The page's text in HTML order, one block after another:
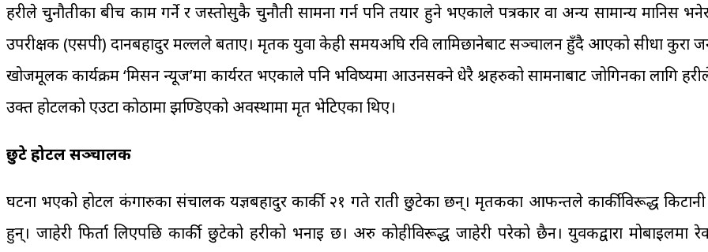
प्रहरीले चुनौतीका बीच काम गर्ने र जस्तोसुकै चुनौती सामना गर्न पनि तयार हुने भएकाले पत्रकार वा अन्य सामान्य मानिस भनेर
उपरीक्षक (एसपी) दानबहादुर मल्लले बताए। मृतक युवा केही समयअघि रवि लामिछानेबाट सञ्चालन हुँदै आएको सीधा कुरा
खोजमूलक कार्यक्रम ‘मिसन न्यूज’मा कार्यरत भएकाले पनि भविष्यमा आउनसक्ने धेरै प्रश्नहरुको सामनाबाट जोगिनका लागि
उक्त होटलको एउटा कोठामा झण्डिएको अवस्थामा मृत भेटिएका थिए।
छुटे होटल सञ्चालक
घटना भएको होटल कंगारुका संचालक यज्ञबहादुर कार्की २१ गते राती छुटेका छन्। मृतकका आफन्तले कार्कीविरूद्ध
हुन्। जाहेरी फिर्ता लिएपछि कार्की छुटेको प्रहरीको भनाइ छ। अरु कोहीविरूद्ध जाहेरी परेको छैन। युवकद्वारा